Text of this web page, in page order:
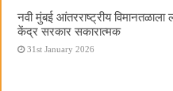
नवी मुंबई आंतरराष्ट्रीय विमानतळाला
केंद्र सरकार सकारात्मक
31st January 2026